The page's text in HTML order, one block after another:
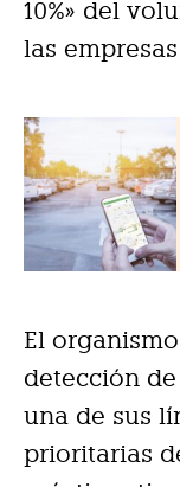
10%» del
las
El
detección
una de sus
prioritarias